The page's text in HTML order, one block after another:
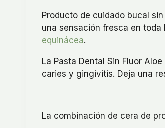
Producto de cuidado bucal
una sensación fresca en
equinácea.
La Pasta Dental Sin Fluor
caries y gingivitis. Deja una
La combinación de cera de